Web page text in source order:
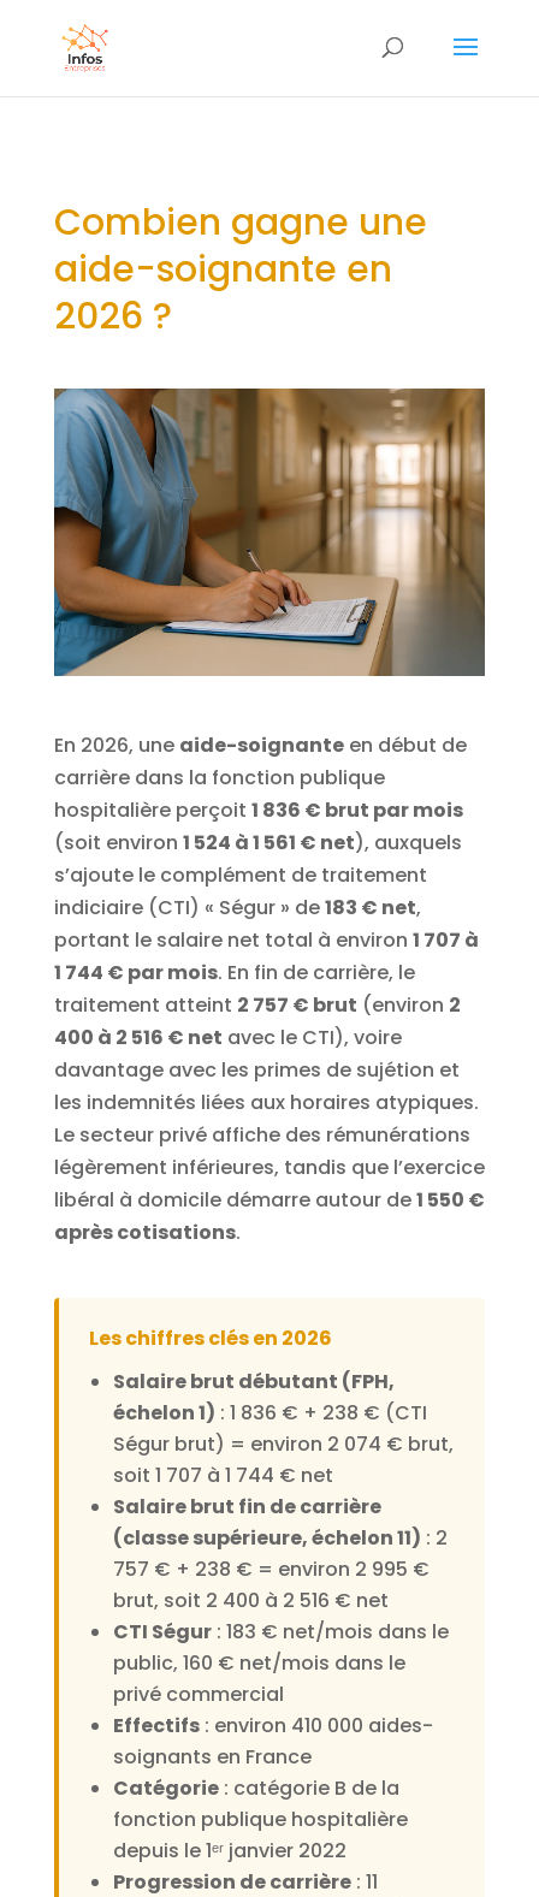
Combien gagne une
aide-soignante en
2026 ?
En 2026, une aide-soignanteen début de
carrière dans la fonction publique
hospitalière perçoit 1 836 € brut par mois
(soit environ 1 524 à 1 561 € net), auxquels
s’ajoute le complément de traitement
indiciaire (CTI) « Ségur » de183 € net,
portant le salaire net total à environ 1 707 à
1 744 € par mois. En fin de carrière, le
traitement atteint 2 757 € brut (environ 2
400 à 2 516 € net avec le CTI), voire
davantage avec les primes de sujétion et
les indemnités liées aux horaires atypiques.
Le secteur privé affiche des rémunérations
légèrement inférieures, tandis que l’exercice
libéral à domicile démarre autour de1 550 €
après cotisations.
Les chiffres clés en 2026
Salaire brut débutant (FPH,
échelon 1) : 1 836 € + 238 € (CTI
Ségur brut) = environ 2 074 € brut,
soit 1 707 à 1 744 € net
Salaire brut fin de carrière
(classe supérieure, échelon 11) : 2
757 € + 238 € = environ 2 995 €
brut, soit 2 400 à 2 516 € net
CTI Ségur: 183 € net/mois dans le
public, 160 € net/mois dans le
privé commercial
Effectifs: environ 410 000 aides-
soignants en France
Catégorie: catégorie B de la
fonction publique hospitalière
depuis le 1ᵉʳ janvier 2022
Progression de carrière: 11